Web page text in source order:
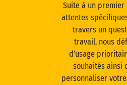
Suite à un premier
attentes
travers un
travail, nous
d’usage
souhaités ainsi
personnaliser